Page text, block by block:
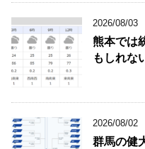
2026/08/03
熊本では
もしれな
2026/08/02
群馬の健